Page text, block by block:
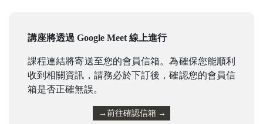
講座將透過 Google Meet 線上進行
課程連結將寄送至您的會員信箱。為確保您能順利
收到相關資訊，請務必於下訂後，確認您的會員信
箱是否正確無誤。
→前往確認信箱 →